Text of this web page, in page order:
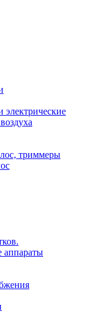
триммеры
аппараты